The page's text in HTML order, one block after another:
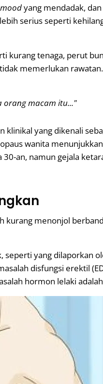
moodyang mendadak,
serius seperti
kurang tenaga, perut
memerlukan
orang macam itu..."
klinikal yang dikenali
wanita
an, namun gejala
kurang menonjol
seperti yang dilaporkan
disfungsi erektil
hormon lelaki